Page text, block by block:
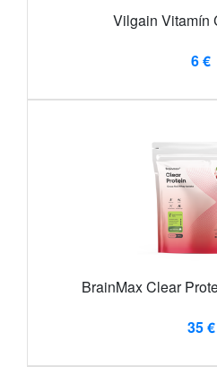
Vilgain Vitamín
6 €
BrainMax Clear
35 €